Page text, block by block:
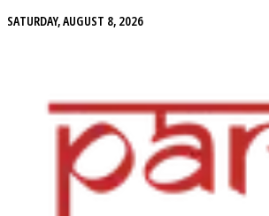
SATURDAY, AUGUST 8, 2026